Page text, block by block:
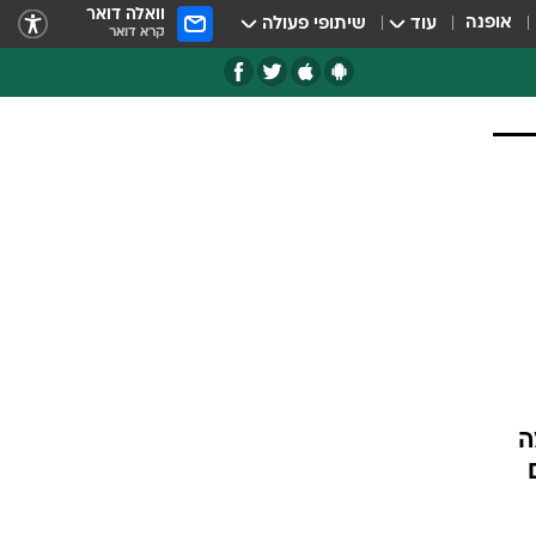
אופנה עוד שיתופי פעולה וואלה דואר
קרא דואר